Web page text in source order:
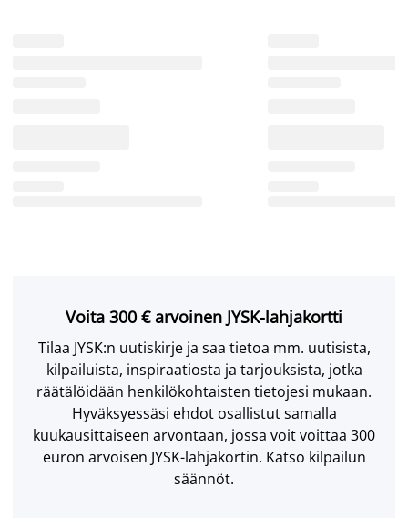
Voita 300 € arvoinen JYSK-lahjakortti
Tilaa JYSK:n uutiskirje ja saa tietoa mm. uutisista,
kilpailuista, inspiraatiosta ja tarjouksista, jotka
räätälöidään henkilökohtaisten tietojesi mukaan.
Hyväksyessäsi ehdot osallistut samalla
kuukausittaiseen arvontaan, jossa voit voittaa 300
euron arvoisen JYSK-lahjakortin. Katso kilpailun
säännöt.